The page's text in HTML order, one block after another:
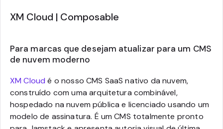
XM Cloud | Composable
Para marcas que desejam atualizar para um CMS
de nuvem moderno
XM Cloud é o nosso CMS SaaS nativo da nuvem,
construído com uma arquitetura combinável,
hospedado na nuvem pública e licenciado usando um
modelo de assinatura. É um CMS totalmente pronto